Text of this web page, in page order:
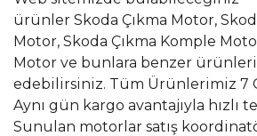
ürünler Skoda Çıkma Motor,
Motor, Skoda Çıkma Komple
Motor ve bunlara benzer
edebilirsiniz. Tüm Ürünlerimiz 7
Aynı gün kargo avantajıyla hızlı
Sunulan motorlar satış